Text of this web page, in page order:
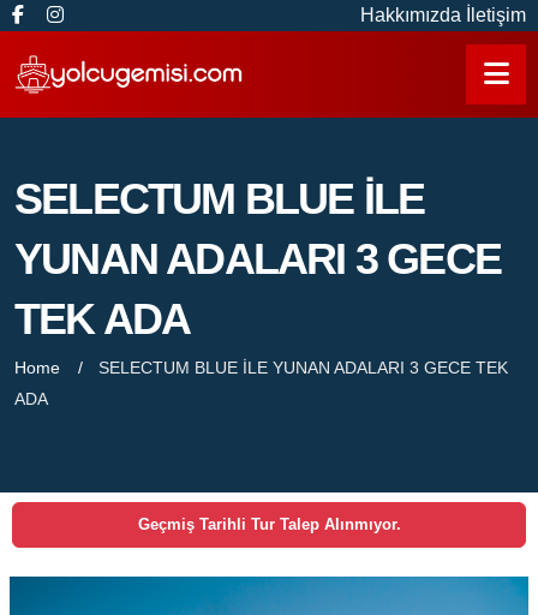
Hakkımızda İletişim
SELECTUM BLUE İLE
YUNAN ADALARI 3 GECE
TEK ADA
Home
SELECTUM BLUE İLE YUNAN ADALARI 3 GECE TEK
ADA
Geçmiş Tarihli Tur Talep Alınmıyor.